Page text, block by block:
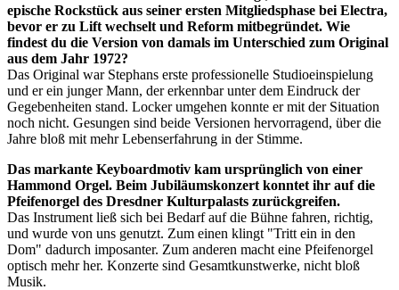
epische Rockstück aus seiner ersten Mitgliedsphase bei Electra,
bevor er zu Lift wechselt und Reform mitbegründet. Wie
findest du die Version von damals im Unterschied zum Original
aus dem Jahr 1972?
Das Original war Stephans erste professionelle Studioeinspielung
und er ein junger Mann, der erkennbar unter dem Eindruck der
Gegebenheiten stand. Locker umgehen konnte er mit der Situation
noch nicht. Gesungen sind beide Versionen hervorragend, über die
Jahre bloß mit mehr Lebenserfahrung in der Stimme.
Das markante Keyboardmotiv kam ursprünglich von einer
Hammond Orgel. Beim Jubiläumskonzert konntet ihr auf die
Pfeifenorgel des Dresdner Kulturpalasts zurückgreifen.
Das Instrument ließ sich bei Bedarf auf die Bühne fahren, richtig,
und wurde von uns genutzt. Zum einen klingt "Tritt ein in den
Dom" dadurch imposanter. Zum anderen macht eine Pfeifenorgel
optisch mehr her. Konzerte sind Gesamtkunstwerke, nicht bloß
Musik.